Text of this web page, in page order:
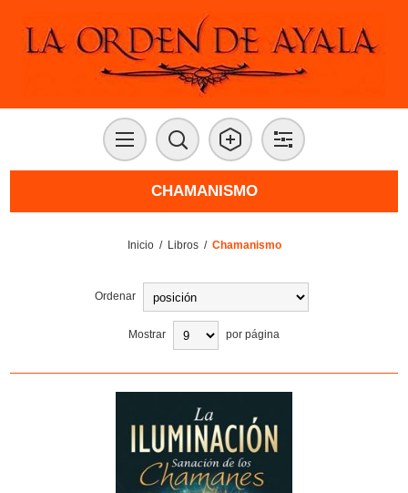
CHAMANISMO
Inicio / Libros / Chamanismo
Ordenar
Mostrar por página